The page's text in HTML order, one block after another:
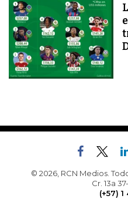
© 2026, RCN Medios.
Cr. 13a
(+57)